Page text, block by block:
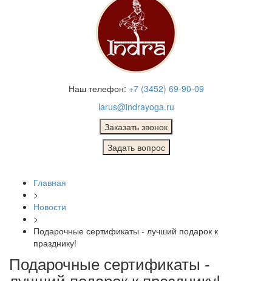
Наш телефон: +7 (3452) 69-90-09
larus@indrayoga.ru
Главная
>
Новости
>
Подарочные сертификаты - лучший подарок к
празднику!
Подарочные сертификаты -